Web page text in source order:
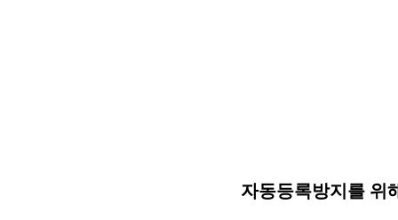
자동등록방지를 위